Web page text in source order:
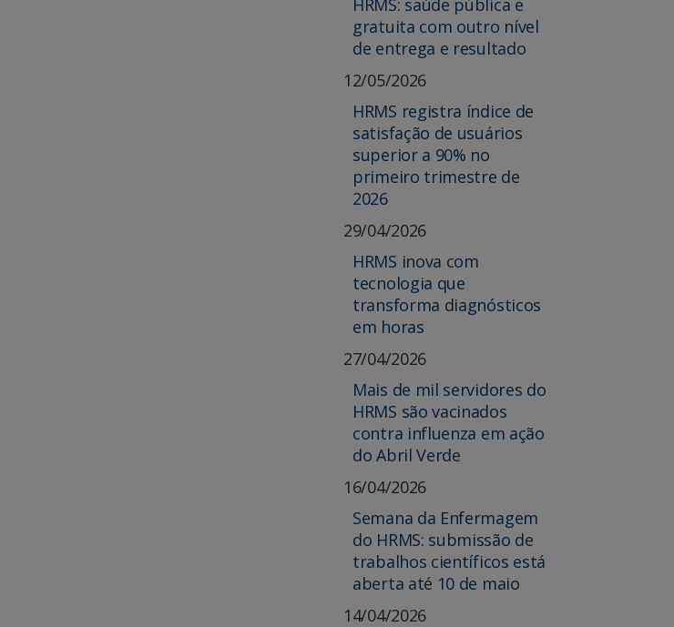
gratuita com outro nível
de entrega e resultado
12/05/2026
HRMS registra índice de
satisfação de usuários
superior a 90% no
primeiro trimestre de
2026
29/04/2026
HRMS inova com
tecnologia que
transforma diagnósticos
em horas
27/04/2026
Mais de mil servidores do
HRMS são vacinados
contra influenza em ação
do Abril Verde
16/04/2026
Semana da Enfermagem
do HRMS: submissão de
trabalhos científicos está
aberta até 10 de maio
14/04/2026